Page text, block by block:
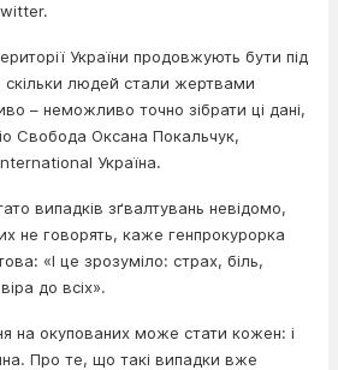
України продовжують бути під
скільки людей стали жертвами
– неможливо точно зібрати ці дані,
Свобода Оксана Покальчук,
Україна.
випадків зґвалтувань невідомо,
не говорять, каже генпрокурорка
«І це зрозуміло: страх, біль,
до всіх».
на окупованих може стати кожен: і
Про те, що такі випадки вже